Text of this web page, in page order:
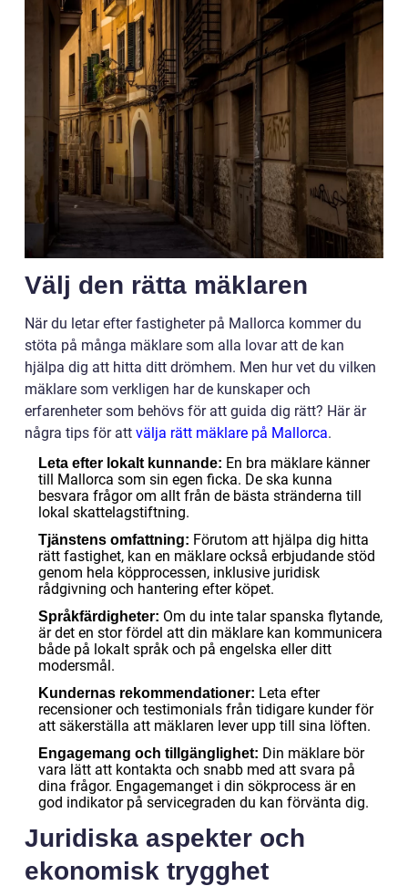
Välj den rätta mäklaren
När du letar efter fastigheter på Mallorca kommer du
stöta på många mäklare som alla lovar att de kan
hjälpa dig att hitta ditt drömhem. Men hur vet du vilken
mäklare som verkligen har de kunskaper och
erfarenheter som behövs för att guida dig rätt? Här är
några tips för att välja rätt mäklare på Mallorca.
Leta efter lokalt kunnande: En bra mäklare känner
till Mallorca som sin egen ficka. De ska kunna
besvara frågor om allt från de bästa stränderna till
lokal skattelagstiftning.
Tjänstens omfattning: Förutom att hjälpa dig hitta
rätt fastighet, kan en mäklare också erbjudande stöd
genom hela köpprocessen, inklusive juridisk
rådgivning och hantering efter köpet.
Språkfärdigheter: Om du inte talar spanska flytande,
är det en stor fördel att din mäklare kan kommunicera
både på lokalt språk och på engelska eller ditt
modersmål.
Kundernas rekommendationer: Leta efter
recensioner och testimonials från tidigare kunder för
att säkerställa att mäklaren lever upp till sina löften.
Engagemang och tillgänglighet: Din mäklare bör
vara lätt att kontakta och snabb med att svara på
dina frågor. Engagemanget i din sökprocess är en
god indikator på servicegraden du kan förvänta dig.
Juridiska aspekter och
ekonomisk trygghet